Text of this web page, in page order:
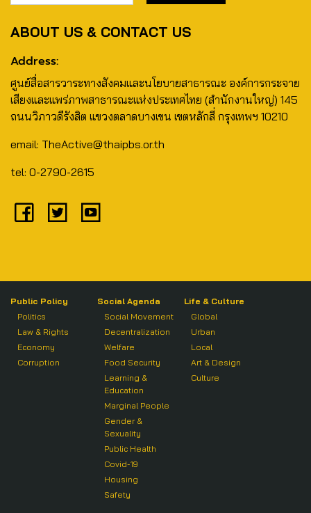
ABOUT US & CONTACT US
Address:
ศูนย์สื่อสารวาระทางสังคมและนโยบายสาธารณะ องค์การกระจาย
เสียงและแพร่ภาพสาธารณะแห่งประเทศไทย (สำนักงานใหญ่) 145
ถนนวิภาวดีรังสิต แขวงตลาดบางเขน เขตหลักสี่ กรุงเทพฯ 10210
email: TheActive@thaipbs.or.th
tel: 0-2790-2615
Public Policy
Politics
Law & Rights
Economy
Corruption
Social Agenda
Social Movement
Decentralization
Welfare
Food Security
Learning &
Education
Marginal People
Gender &
Sexuality
Public Health
Covid-19
Housing
Safety
Life & Culture
Global
Urban
Local
Art & Design
Culture